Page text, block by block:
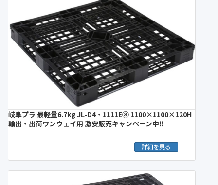
岐阜プラ 最軽量6.7kg JL-D4・1111E⑧ 1100×1100×120H
輸出・出荷ワンウェイ用 激安販売キャンペーン中‼︎
詳細を見る